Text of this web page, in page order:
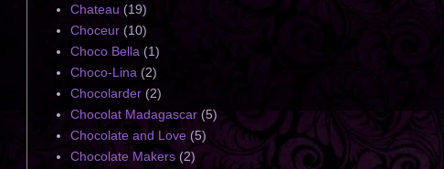
Chateau (19)
Choceur (10)
Choco Bella (1)
Choco-Lina (2)
Chocolarder (2)
Chocolat Madagascar (5)
Chocolate and Love (5)
Chocolate Makers (2)